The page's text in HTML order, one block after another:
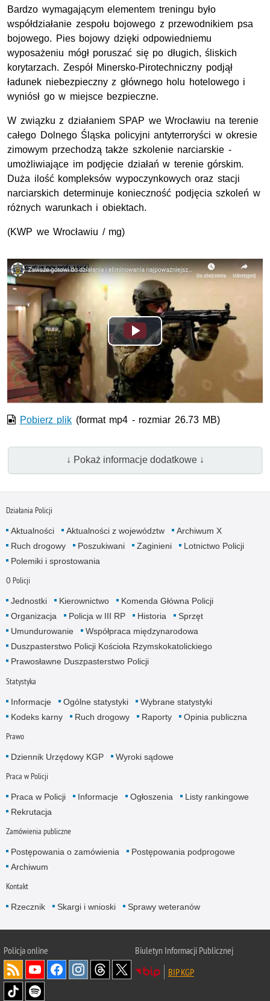
Bardzo wymagającym elementem treningu było
współdziałanie zespołu bojowego z przewodnikiem psa
bojowego. Pies bojowy dzięki odpowiedniemu
wyposażeniu mógł poruszać się po długich, śliskich
korytarzach. Zespół Minersko-Pirotechniczny podjął
ładunek niebezpieczny z głównego holu hotelowego i
wyniósł go w miejsce bezpieczne.
W związku z działaniem SPAP we Wrocławiu na terenie
całego Dolnego Śląska policyjni antyterroryści w okresie
zimowym przechodzą także szkolenie narciarskie -
umożliwiające im podjęcie działań w terenie górskim.
Duża ilość kompleksów wypoczynkowych oraz stacji
narciarskich determinuje konieczność podjęcia szkoleń w
różnych warunkach i obiektach.
(KWP we Wrocławiu / mg)
Opis filmu: Dolnośląski Samodzielny Pododdział
Odtwórz
wideo
Pobierz plik (format mp4 - rozmiar 26.73 MB)
↓ Pokaż informacje dodatkowe ↓
Działania Policji
Aktualności Aktualności z województw
Archiwum X
Ruch drogowy
Poszukiwani Zaginieni
Lotnictwo Policji
Polemiki i sprostowania
O Policji
Jednostki Kierownictwo
Komenda Główna Policji
Organizacja
Policja w III RP Historia
Sprzęt
Umundurowanie
Współpraca międzynarodowa
Duszpasterstwo Policji Kościoła Rzymskokatolickiego
Prawosławne Duszpasterstwo Policji
Statystyka
Informacje Ogólne statystyki
Wybrane statystyki
Kodeks karny
Ruch drogowy Raporty Opinia publiczna
Prawo
Dziennik Urzędowy KGP Wyroki sądowe
Praca w Policji
Praca w Policji Informacje Ogłoszenia
Listy rankingowe
Rekrutacja
Zamówienia publiczne
Postępowania o zamówienia
Postępowania podprogowe
Archiwum
Kontakt
Rzecznik Skargi i wnioski Sprawy weteranów
Policjaonline
Biuletyn Informacji Publicznej
BIP KGP